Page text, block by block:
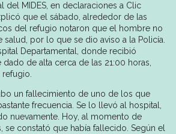
del MIDES, en declaraciones a Clic
que el sábado, alrededor de las
del refugio notaron que el hombre no
salud, por lo que se dio aviso a la Policía.
Departamental, donde recibió
de alta cerca de las 21:00 horas,
un fallecimiento de uno de los que
frecuencia. Se lo llevó al hospital,
nuevamente. Hoy, al momento de
se constató que había fallecido. Según el